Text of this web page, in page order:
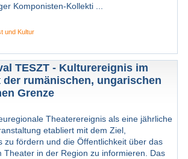
Komponisten-Kollekti ...
und Kultur
TESZT - Kulturereignis im
rumänischen, ungarischen
Grenze
Theaterereignis als eine jährliche
etabliert mit dem Ziel,
zu fördern und die Öffentlichkeit über das
Theater in der Region zu informieren. Das